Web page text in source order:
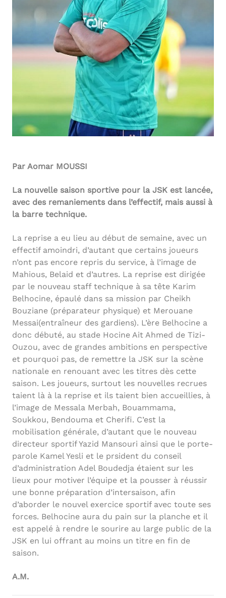
Par Aomar MOUSSI
La nouvelle saison sportive pour la JSK est lancée,
avec des remaniements dans l’effectif, mais aussi à
la barre technique.
La reprise a eu lieu au début de semaine, avec un
effectif amoindri, d’autant que certains joueurs
n’ont pas encore repris du service, à l’image de
Mahious, Belaid et d’autres. La reprise est dirigée
par le nouveau staff technique à sa tête Karim
Belhocine, épaulé dans sa mission par Cheikh
Bouziane (préparateur physique) et Merouane
Messai(entraîneur des gardiens). L’ère Belhocine a
donc débuté, au stade Hocine Ait Ahmed de Tizi-
Ouzou, avec de grandes ambitions en perspective
et pourquoi pas, de remettre la JSK sur la scène
nationale en renouant avec les titres dès cette
saison. Les joueurs, surtout les nouvelles recrues
taient là à la reprise et ils taient bien accueillies, à
l’image de Messala Merbah, Bouammama,
Soukkou, Bendouma et Cherifi. C’est la
mobilisation générale, d’autant que le nouveau
directeur sportif Yazid Mansouri ainsi que le porte-
parole Kamel Yesli et le prsident du conseil
d’administration Adel Boudedja étaient sur les
lieux pour motiver l’équipe et la pousser à réussir
une bonne préparation d’intersaison, afin
d’aborder le nouvel exercice sportif avec toute ses
forces. Belhocine aura du pain sur la planche et il
est appelé à rendre le sourire au large public de la
JSK en lui offrant au moins un titre en fin de
saison.
A.M.